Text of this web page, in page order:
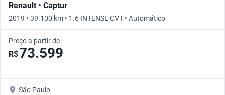
Renault • Captur
2019 • 39.100 km • 1.6 INTENSE CVT • Automático
Preço a partir de
R$73.599
São Paulo